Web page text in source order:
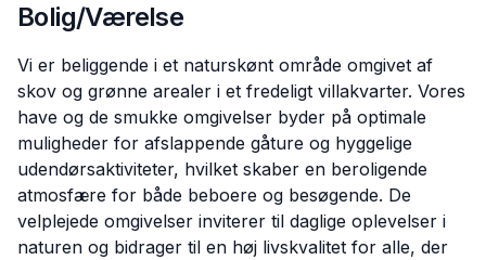
Bolig/Værelse
Vi er beliggende i et naturskønt område omgivet af
skov og grønne arealer i et fredeligt villakvarter. Vores
have og de smukke omgivelser byder på optimale
muligheder for afslappende gåture og hyggelige
udendørsaktiviteter, hvilket skaber en beroligende
atmosfære for både beboere og besøgende. De
velplejede omgivelser inviterer til daglige oplevelser i
naturen og bidrager til en høj livskvalitet for alle, der